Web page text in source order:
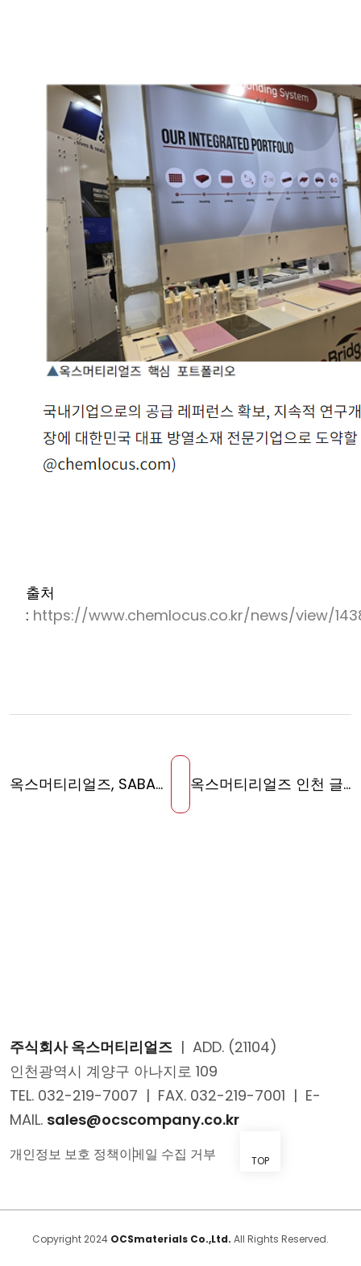
출처
: https://www.chemlocus.co.kr/news/view/
옥스머티리얼즈, SABA와 협업 기반 INTERBATTERY 2026 전시 성황리 종료 옥스머티리얼즈 인천 글로벌 IP 스타기업 선정
TOP
주식회사 옥스머티리얼즈 | ADD. (21104)
인천광역시 계양구 아나지로 109
TEL. 032-219-7007 | FAX. 032-219-7001 | E-
MAIL. sales@ocscompany.co.kr
개인정보 보호 정책이메일 수집 거부
Copyright 2024 OCSmaterials Co.,Ltd. All Rights Reserved.